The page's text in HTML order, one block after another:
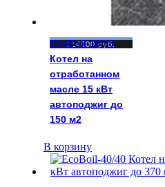
EcoBoil-18/30
Котел на
отработанном
масле 15 кВт
автоподжиг до
150 м2
114000руб.
В корзину